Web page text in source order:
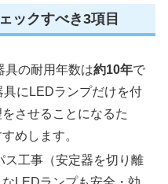
ックすべき3項目
具の耐用年数は約10年で
にLEDランプだけを付
させることになるた
めします。
ス工事（安定器を切り離